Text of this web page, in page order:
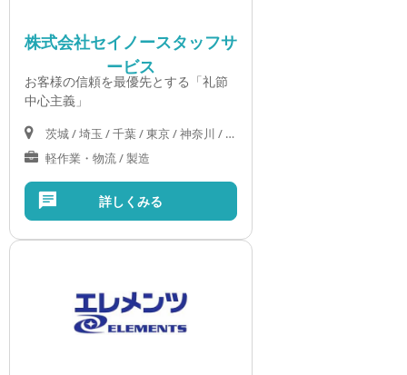
株式会社セイノースタッフサ
ービス
お客様の信頼を最優先とする「礼節
中心主義」
茨城 / 埼玉 / 千葉 / 東京 / 神奈川 / 岐阜 / 静岡 / 愛知 / 三重 / 滋賀 / 京都 / 大阪 / 兵庫 / 奈良 / 和歌山 / 岡山 / 広島 / 山口
軽作業・物流 / 製造
詳しくみる